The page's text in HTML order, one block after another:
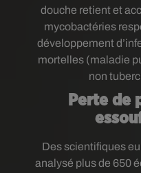
douche retient et
mycobactéries
développement
mortelles (maladie
non
Perte de
Des scientifiques
analysé plus de 650